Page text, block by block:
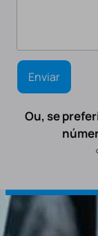
Ou, se